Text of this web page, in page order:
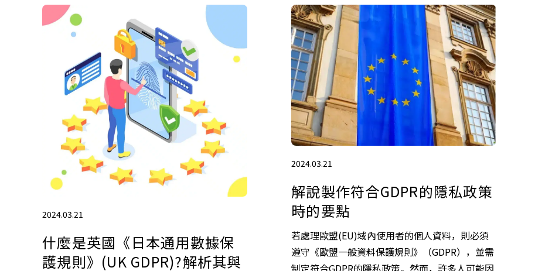
2024.03.21
什麼是英國《日本通用數據保
護規則》(UK GDPR)?解析其與
2024.03.21
解說製作符合GDPR的隱私政策
時的要點
若處理歐盟(EU)域內使用者的個人資料，則必須
遵守《歐盟一般資料保護規則》（GDPR），並需
制定符合GDPR的隱私政策。然而，許多人可能因